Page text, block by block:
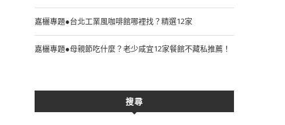
嘉欐專題●台北工業風咖啡館哪裡找？精選12家
嘉欐專題●母親節吃什麼？老少咸宜12家餐館不藏私推薦！
搜尋